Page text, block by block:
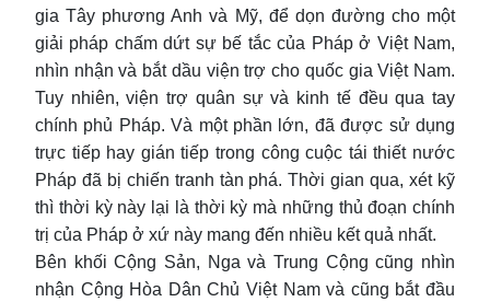
gia Tây phương Anh và Mỹ, để dọn đường cho một
giải pháp chấm dứt sự bế tắc của Pháp ở Việt Nam,
nhìn nhận và bắt dầu viện trợ cho quốc gia Việt Nam.
Tuy nhiên, viện trợ quân sự và kinh tế đều qua tay
chính phủ Pháp. Và một phần lớn, đã được sử dụng
trực tiếp hay gián tiếp trong công cuộc tái thiết nước
Pháp đã bị chiến tranh tàn phá. Thời gian qua, xét kỹ
thì thời kỳ này lại là thời kỳ mà những thủ đoạn chính
trị của Pháp ở xứ này mang đến nhiều kết quả nhất.
Bên khối Cộng Sản, Nga và Trung Cộng cũng nhìn
nhận Cộng Hòa Dân Chủ Việt Nam và cũng bắt đầu